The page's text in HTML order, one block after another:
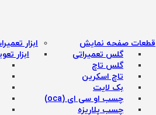
قطعات صفحه نمایش
گلس تعمیراتی
گلس تاچ
تاچ اسکرین
بک لایت
چسب او سی ای (oca)
چسب پلاریزه
ابزار
ابزار